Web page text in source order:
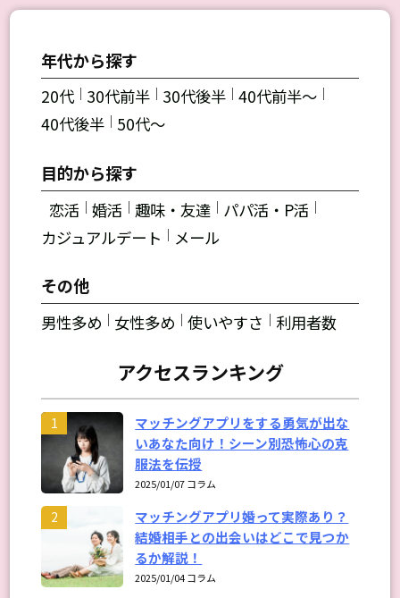
年代から探す
20代 ｜ 30代前半 ｜ 30代後半 ｜40代前半～ ｜
40代後半 ｜ 50代～
目的から探す
恋活 ｜婚活 ｜趣味・友達 ｜ パパ活・P活 ｜
カジュアルデート ｜ メール
その他
男性多め ｜ 女性多め ｜使いやすさ ｜ 利用者数
アクセスランキング
1
マッチングアプリをする勇気が出な
いあなた向け！シーン別恐怖心の克
服法を伝授
2025/01/07 コラム
2
マッチングアプリ婚って実際あり？
結婚相手との出会いはどこで見つか
るか解説！
2025/01/04 コラム